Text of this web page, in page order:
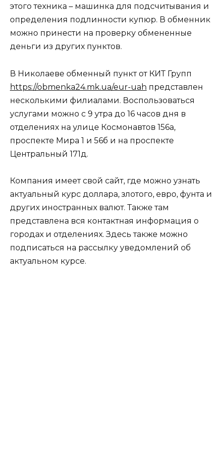
этого техника – машинка для подсчитывания и
определения подлинности купюр. В обменник
можно принести на проверку обмененные
деньги из других пунктов.
В Николаеве обменный пункт от КИТ Групп
https://obmenka24.mk.ua/eur-uah представлен
несколькими филиалами. Воспользоваться
услугами можно с 9 утра до 16 часов дня в
отделениях на улице Космонавтов 156а,
проспекте Мира 1 и 56б и на проспекте
Центральный 171д.
Компания имеет свой сайт, где можно узнать
актуальный курс доллара, злотого, евро, фунта и
других иностранных валют. Также там
представлена вся контактная информация о
городах и отделениях. Здесь также можно
подписаться на рассылку уведомлений об
актуальном курсе.